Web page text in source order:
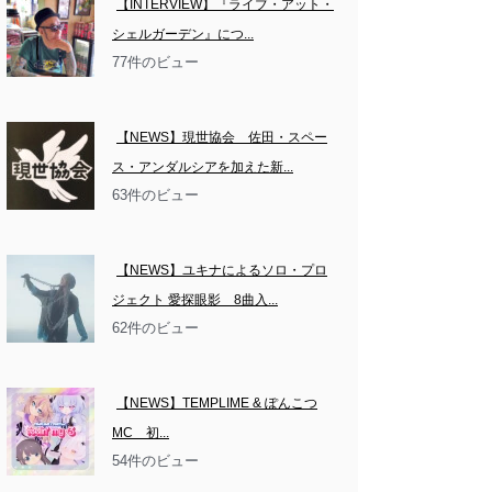
【INTERVIEW】『ライブ・アット・
シェルガーデン』につ...
77件のビュー
【NEWS】現世協会　佐田・スペー
ス・アンダルシアを加えた新...
63件のビュー
【NEWS】ユキナによるソロ・プロ
ジェクト 愛探眼影　8曲入...
62件のビュー
【NEWS】TEMPLIME & ぽんこつ
MC　初...
54件のビュー